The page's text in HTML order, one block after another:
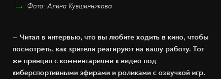
Фото: Алина Кувшинникова
— Читал в интервью, что вы любите ходить в кино, чтобы
посмотреть, как зрители реагируют на вашу работу. Тот
же принцип с комментариями к видео под
киберспортивными эфирами и роликами с озвучкой игр.